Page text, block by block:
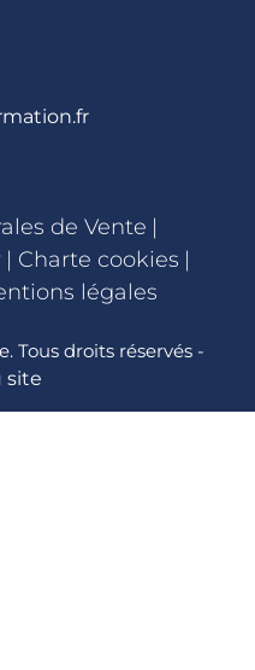
de Vente |
| Charte cookies |
légales
Tous droits réservés -
site